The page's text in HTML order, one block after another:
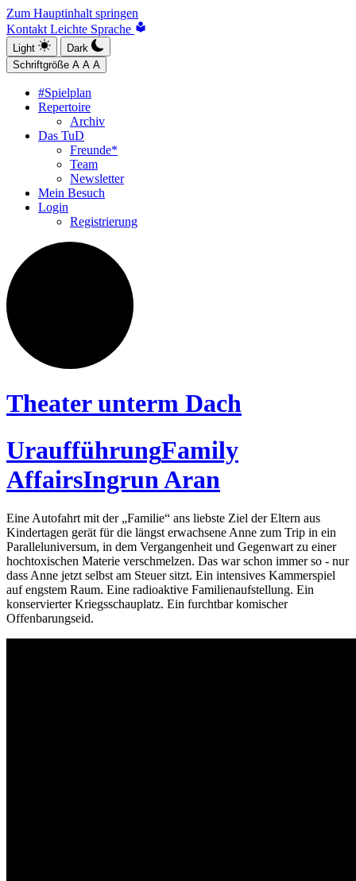
Zum Hauptinhalt springen
Kontakt Leichte Sprache
Light
Dark
Schriftgröße A A A
#Spielplan
Repertoire
Archiv
Das TuD
Freunde*
Team
Newsletter
Mein Besuch
Login
Registrierung
Theater unterm Dach
UraufführungFamily
AffairsIngrun Aran
Eine Autofahrt mit der „Familie“ ans liebste Ziel der Eltern aus
Kindertagen gerät für die längst erwachsene Anne zum Trip in ein
Paralleluniversum, in dem Vergangenheit und Gegenwart zu einer
hochtoxischen Materie verschmelzen. Das war schon immer so - nur
dass Anne jetzt selbst am Steuer sitzt. Ein intensives Kammerspiel
auf engstem Raum. Eine radioaktive Familienaufstellung. Ein
konservierter Kriegsschauplatz. Ein furchtbar komischer
Offenbarungseid.